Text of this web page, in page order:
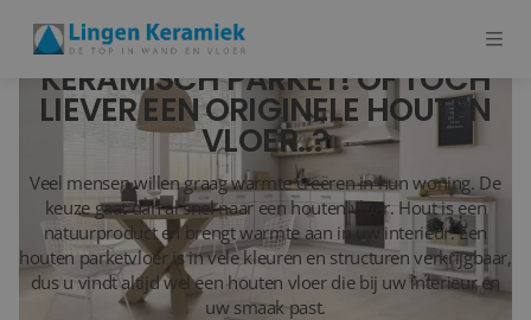
VLOERTEGELS
PVC
MEER PRODUCTEN
KERAMISCH PARKET! OF TOCH
LIEVER EEN ORIGINELE HOUTEN
VLOER..?
Veel mensen willen graag warmte creëren in hun woning. De
keuze gaat dan al snel naar een houten vloer. Hout is een
natuurproduct en brengt warmte aan in uw interieur. Een
houten parketvloer is in vele kleuren en structuren verkrijgbaar,
dus u vindt altijd wel een houten vloer die bij uw interieur en
uw smaak past.